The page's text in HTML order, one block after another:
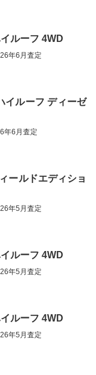
ルーフ 4WD
年6月査定
イルーフ ディーゼ
年6月査定
ールドエディショ
年5月査定
ルーフ 4WD
年5月査定
ルーフ 4WD
年5月査定